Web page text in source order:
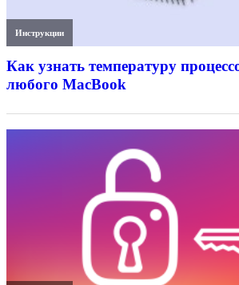
Инструкции
Как узнать температуру
любого MacBook